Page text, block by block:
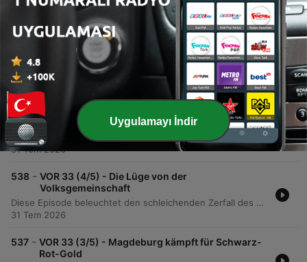
- VOR 33 (2/5) - Warum Luise Hitler wählt
Dieser Podcast beleuchtet die politische Radikalisierung der Lehrerin Luise Solmitz während der Krisenjahre der Weimarer Republik. Die Erzählung führt von ihren familiären Wurzeln und dem Antisemitismus ihres Vaters bis hin zu den traumatischen Folgen des Ersten Weltkriegs. Während persönlicher Instabilität, einer ungeheimen Schwangerschaft und der Hyperinflation entwickeln sich zunehmend nationalistische Ansichten. Trotz der Tatsache, dass ihr Ehemann Fredi aus einer jüdischen Familie stammt, entscheidet sich Luise 1930 für die NSDAP.
31 Tem 2026
540 - POLEN IM NETZ DER NACHBARN - Die polnischen
Teilungen
10 Tem 2026
539 - VOR 33 (5/5) - Die Aktion T4
Diese Episode beleuchtet das bewegte und tragische Leben der Künstlerin Elfriede Lohse-Wächler, von ihrer rebellischen Jugend und ihrem künstlerischen Aufstieg bis hin zu tiefen persönlichen Krisen und dem sozialen Abstieg während der Wirtschaftskrise. Der Podcast beschreibt ihren Weg durch psychische Erkrankung und die Entstehung der 'Friedrichsberger Köpfe'. Zudem wird das Schicksal von Lohse-Wächler im Kontext der NS-Ideologie thematisiert, einschließlich ihrer Zwangssterilisation und Ermordung im Rahmen der T4-Euthanasie-Aktion. Die Erzählung weitet den Blick auf die gesellschaftliche Destabilisierung der Weimarer Republik sowie die Schicksale von Luise Solmitz und Gabriele Terget unter dem Nationalsozialismus und schließt mit einer Reflexion über die heutige Verantwortung gegenüber der Geschichte.
31 Tem 2026
538 - VOR 33 (4/5) - Die Lüge von der
Volksgemeinschaft
Diese Episode beleuchtet den schleichenden Zerfall des Rechtsstaats in Deutschland im Jahr 1932 und den anschließenden Machtaufstieg der Nationalsozialisten. Anhand der Schilderungen von Gabriele Terget wird die zunehmende Gewalt auf den Straßen sowie die ideologische Annäherung von Justizorganen an die NSDAP deutlich. Parallel dazu wird die persönliche Entwicklung von Luise Solmitz betrachtet, die trotz der jüdischen Herkunft ihres Mannes zunächst von Hitlers Inszenierung als „Erlöser“ fasziniert war. Erst durch die zunehmende staatliche Diskriminierung ihrer Tochter erkennt sie die reale Gefahr des radikalen Antisemitismus, während kritische Stimmen wie Terget und Karl von Ossetzki systematisch verfolgt werden.
31 Tem 2026
537 - VOR 33 (3/5) - Magdeburg kämpft für Schwarz-
Rot-Gold
Uygulamayı İndir